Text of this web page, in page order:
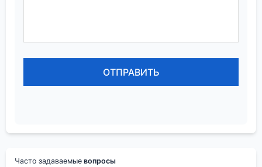
Часто задаваемые вопросы